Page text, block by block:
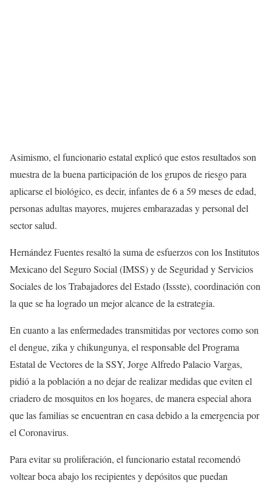
Asimismo, el funcionario estatal explicó que estos resultados son
muestra de la buena participación de los grupos de riesgo para
aplicarse el biológico, es decir, infantes de 6 a 59 meses de edad,
personas adultas mayores, mujeres embarazadas y personal del
sector salud.
Hernández Fuentes resaltó la suma de esfuerzos con los Institutos
Mexicano del Seguro Social (IMSS) y de Seguridad y Servicios
Sociales de los Trabajadores del Estado (Issste), coordinación con
la que se ha logrado un mejor alcance de la estrategia.
En cuanto a las enfermedades transmitidas por vectores como son
el dengue, zika y chikungunya, el responsable del Programa
Estatal de Vectores de la SSY, Jorge Alfredo Palacio Vargas,
pidió a la población a no dejar de realizar medidas que eviten el
criadero de mosquitos en los hogares, de manera especial ahora
que las familias se encuentran en casa debido a la emergencia por
el Coronavirus.
Para evitar su proliferación, el funcionario estatal recomendó
voltear boca abajo los recipientes y depósitos que puedan